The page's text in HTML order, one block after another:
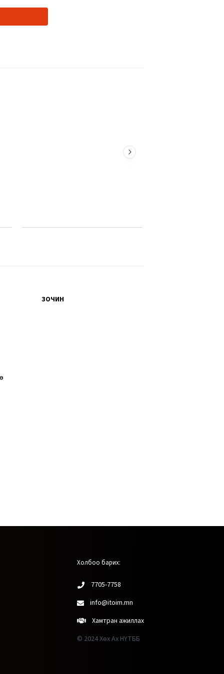
ЗОЧИН
Холбоо барих:
7705-7758
info@itoim.mn
Хамтран ажиллах
© 2024 Хөх Ах НҮТББ